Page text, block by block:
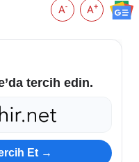
A- A+
tercih edin.
Et →